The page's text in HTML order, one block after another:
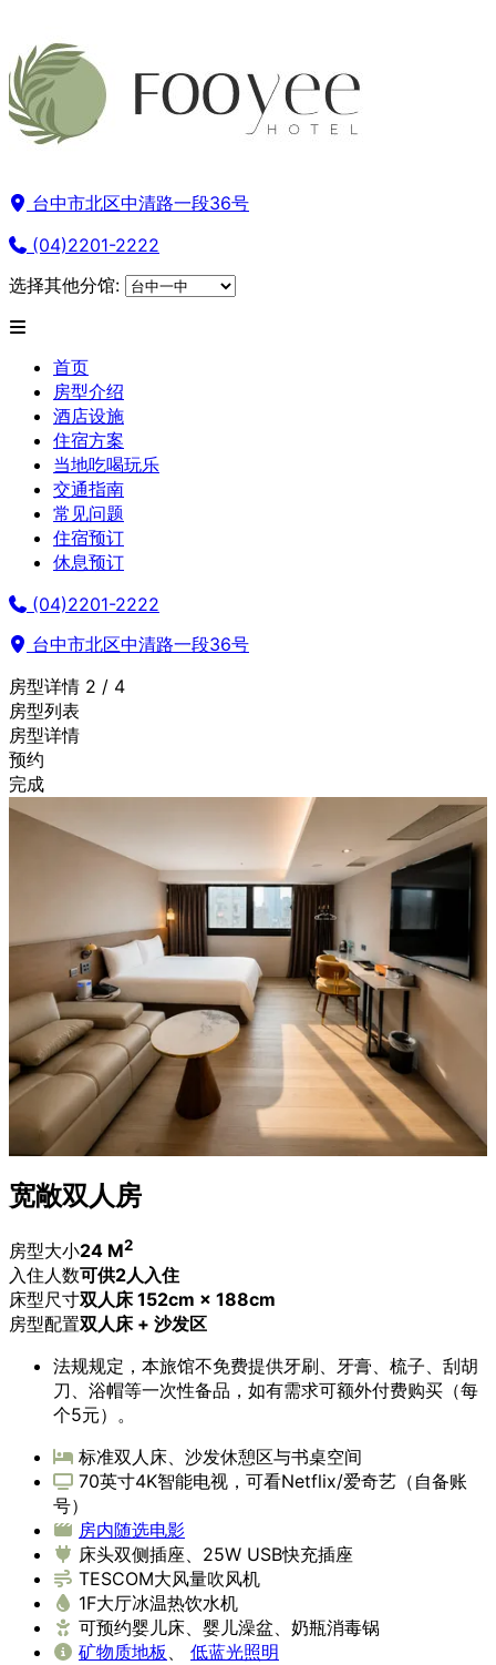
台中市北区中清路一段36号
(04)2201-2222
选择其他分馆:
首页
房型介绍
酒店设施
住宿方案
当地吃喝玩乐
交通指南
常见问题
住宿预订
休息预订
(04)2201-2222
台中市北区中清路一段36号
房型详情 2 / 4
房型列表
房型详情
预约
完成
宽敞双人房
房型大小24 M2
入住人数可供2人入住
床型尺寸双人床 152cm × 188cm
房型配置双人床 + 沙发区
法规规定，本旅馆不免费提供牙刷、牙膏、梳子、刮胡
刀、浴帽等一次性备品，如有需求可额外付费购买（每
个5元）。
标准双人床、沙发休憩区与书桌空间
70英寸4K智能电视，可看Netflix/爱奇艺（自备账
号）
房内随选电影
床头双侧插座、25W USB快充插座
TESCOM大风量吹风机
1F大厅冰温热饮水机
可预约婴儿床、婴儿澡盆、奶瓶消毒锅
矿物质地板 、 低蓝光照明